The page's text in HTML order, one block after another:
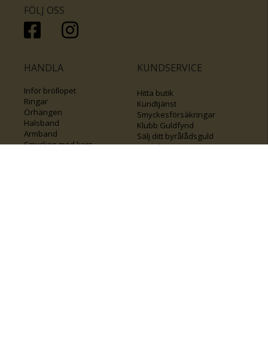
FÖLJ OSS
HANDLA
Inför bröllopet
Ringar
Örhängen
Halsband
Armband
Smycken med kors
KUNDSERVICE
Hitta butik
Kundtjänst
Smyckesförsäkringar
Klubb Guldfynd
Sälj ditt byrålådsguld
Kontakta oss